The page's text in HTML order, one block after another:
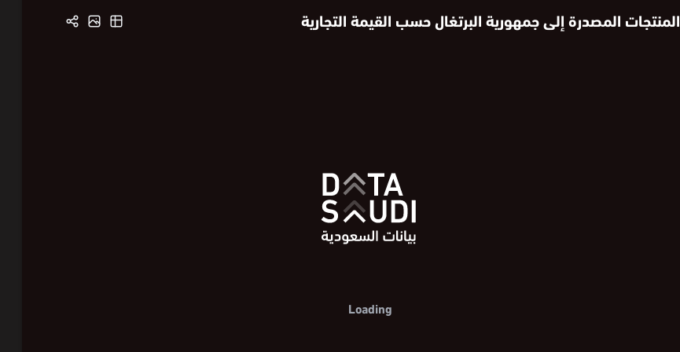
المنتجات المصدرة إلى جمهورية البرتغال حسب القيمة التجارية
Loading